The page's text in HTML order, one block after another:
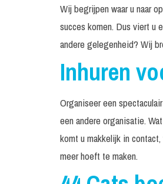
Wij begrijpen waar u naar
succes komen. Dus viert u
andere gelegenheid? Wij
Inhuren
Organiseer een
een andere organisatie.
komt u makkelijk in
meer hoeft te maken.